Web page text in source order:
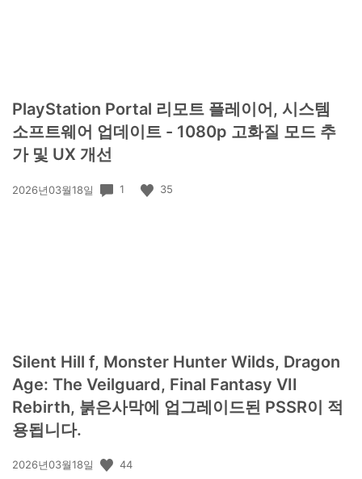
PlayStation Portal 리모트 플레이어, 시스템
소프트웨어 업데이트 - 1080p 고화질 모드 추
가 및 UX 개선
공
2026년03월18일 1 35
Silent Hill f, Monster Hunter Wilds, Dragon
Age: The Veilguard, Final Fantasy VII
Rebirth, 붉은사막에 업그레이드된 PSSR이 적
용됩니다.
공
2026년03월18일 44